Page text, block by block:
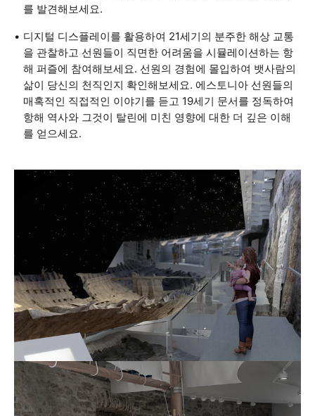
를 발견해보세요.
디지털 디스플레이를 활용하여 21세기의 분주한 해상 교통
을 관찰하고 선원들이 직면한 어려움을 시뮬레이션하는 항
해 퍼즐에 참여해보세요. 선원의 경험에 몰입하여 뱃사람의
삶이 당신의 천직인지 확인해보세요. 에스토니아 선원들의
매혹적인 직접적인 이야기를 듣고 19세기 문서를 정독하여
항해 역사와 그것이 탈린에 미친 영향에 대한 더 깊은 이해
를 얻으세요.